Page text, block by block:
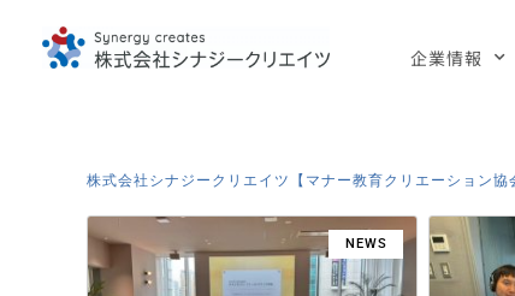
企業情報
株式会社シナジークリエイツ【マナー教育クリエーション協
NEWS